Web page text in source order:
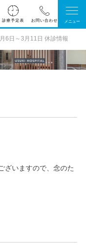
診療予定表
6日～3月11日 休診情報
ざいますので、念のた